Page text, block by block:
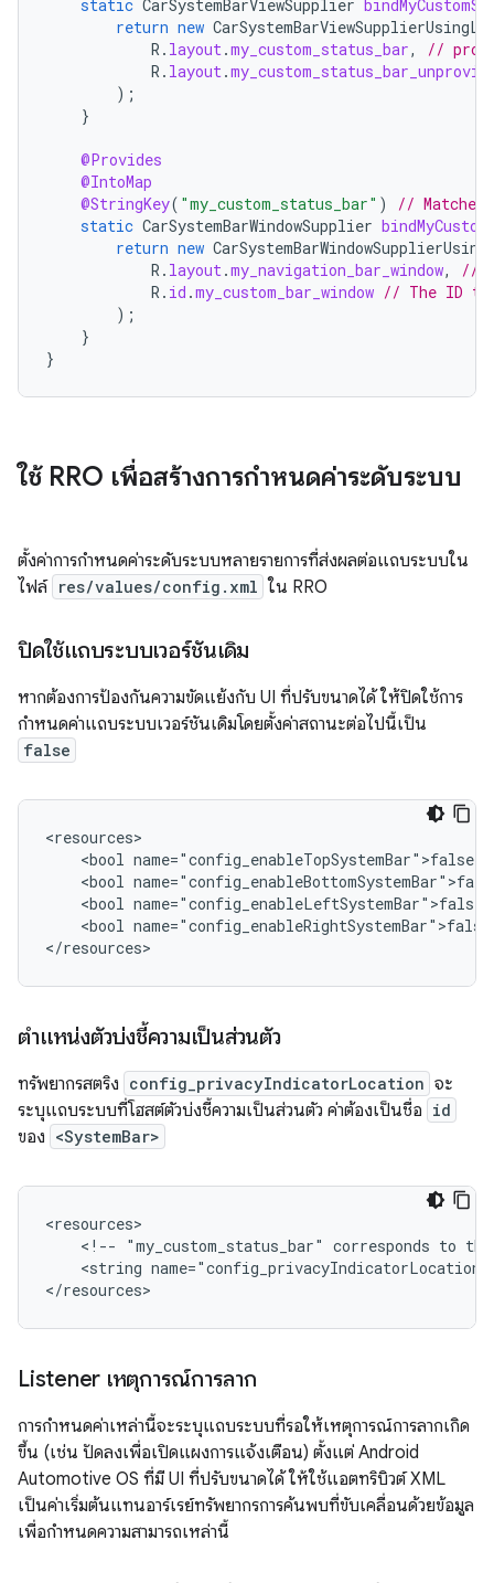
static CarSystemBarViewSupplier
return new
R . layout.my_custom_status_bar,
//
R . layout.
);
}
@Provides
@IntoMap
@StringKey( "my_custom_status_bar" )
// Matches
static CarSystemBarWindowSupplier
return new
R . layout.my_navigation_bar_window,
//
R . id .my_custom_bar_window // The ID
);
}
}
ใช้ RRO เพื่อสร้างการกำหนดค่าระดับระบบ
ตั้งค่าการกำหนดค่าระดับระบบหลายรายการที่ส่งผลต่อแถบระบบใน
ไฟล์ res/values/config.xml ใน RRO
ปิดใช้แถบระบบเวอร์ชันเดิม
หากต้องการป้องกันความขัดแย้งกับ UI ที่ปรับขนาดได้ ให้ปิดใช้การ
กำหนดค่าแถบระบบเวอร์ชันเดิมโดยตั้งค่าสถานะต่อไปนี้เป็น
false
<bool
<bool
<bool
<bool
ตำแหน่งตัวบ่งชี้ความเป็นส่วนตัว
ทรัพยากรสตริง config_privacyIndicatorLocation จะ
ระบุแถบระบบที่โฮสต์ตัวบ่งชี้ความเป็นส่วนตัว ค่าต้องเป็นชื่อ id
ของ <SystemBar>
<!--
"my_custom_status_bar" corresponds to the
<string
Listener เหตุการณ์การลาก
การกำหนดค่าเหล่านี้จะระบุแถบระบบที่รอให้เหตุการณ์การลากเกิด
ขึ้น (เช่น ปัดลงเพื่อเปิดแผงการแจ้งเตือน) ตั้งแต่ Android
Automotive OS ที่มี UI ที่ปรับขนาดได้ ให้ใช้แอตทริบิวต์ XML
เป็นค่าเริ่มต้นแทนอาร์เรย์ทรัพยากรการค้นพบที่ขับเคลื่อนด้วยข้อมูล
เพื่อกำหนดความสามารถเหล่านี้